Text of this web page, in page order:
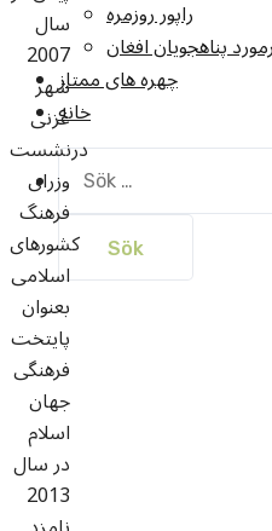
راپور روزمره
پناهجويان افغان
چهره های ممتاز
خانه
Sök
efter:
سال
2007
شهر
غزنی
درنشست
وزرای
فرهنگ
کشورهای
اسلامی
بعنوان
پایتخت
فرهنگی
جهان
اسلام
در سال
2013